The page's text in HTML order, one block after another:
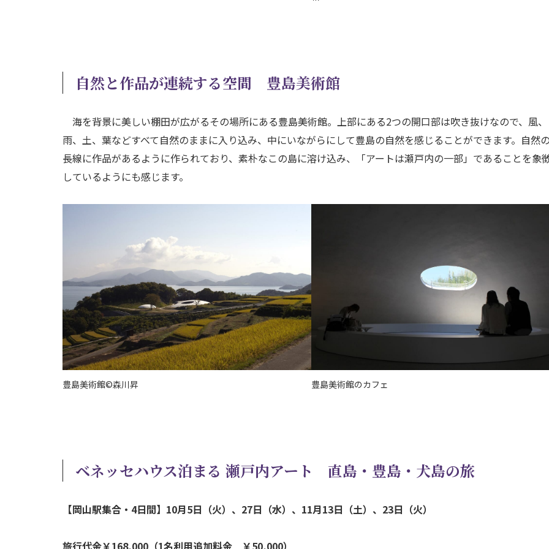
自然と作品が連続する空間 豊島美術館
海を背景に美しい棚田が広がるその場所にある豊島美術館。上部にある2つの開口部は吹き抜けなので、風、
雨、土、葉などすべて自然のままに入り込み、中にいながらにして豊島の自然を感じることができます。自然
長線に作品があるように作られており、素朴なこの島に溶け込み、「アートは瀬戸内の一部」であることを象
しているようにも感じます。
豊島美術館©森川昇 豊島美術館のカフェ
ベネッセハウス泊まる 瀬戸内アート 直島・豊島 ・犬島の旅
【岡山駅集合・4日間】10月5日（火）、27日（水）、11月13日（土）、23日（火）
旅行代金￥168,000（1名利用追加料金 ￥50,000）